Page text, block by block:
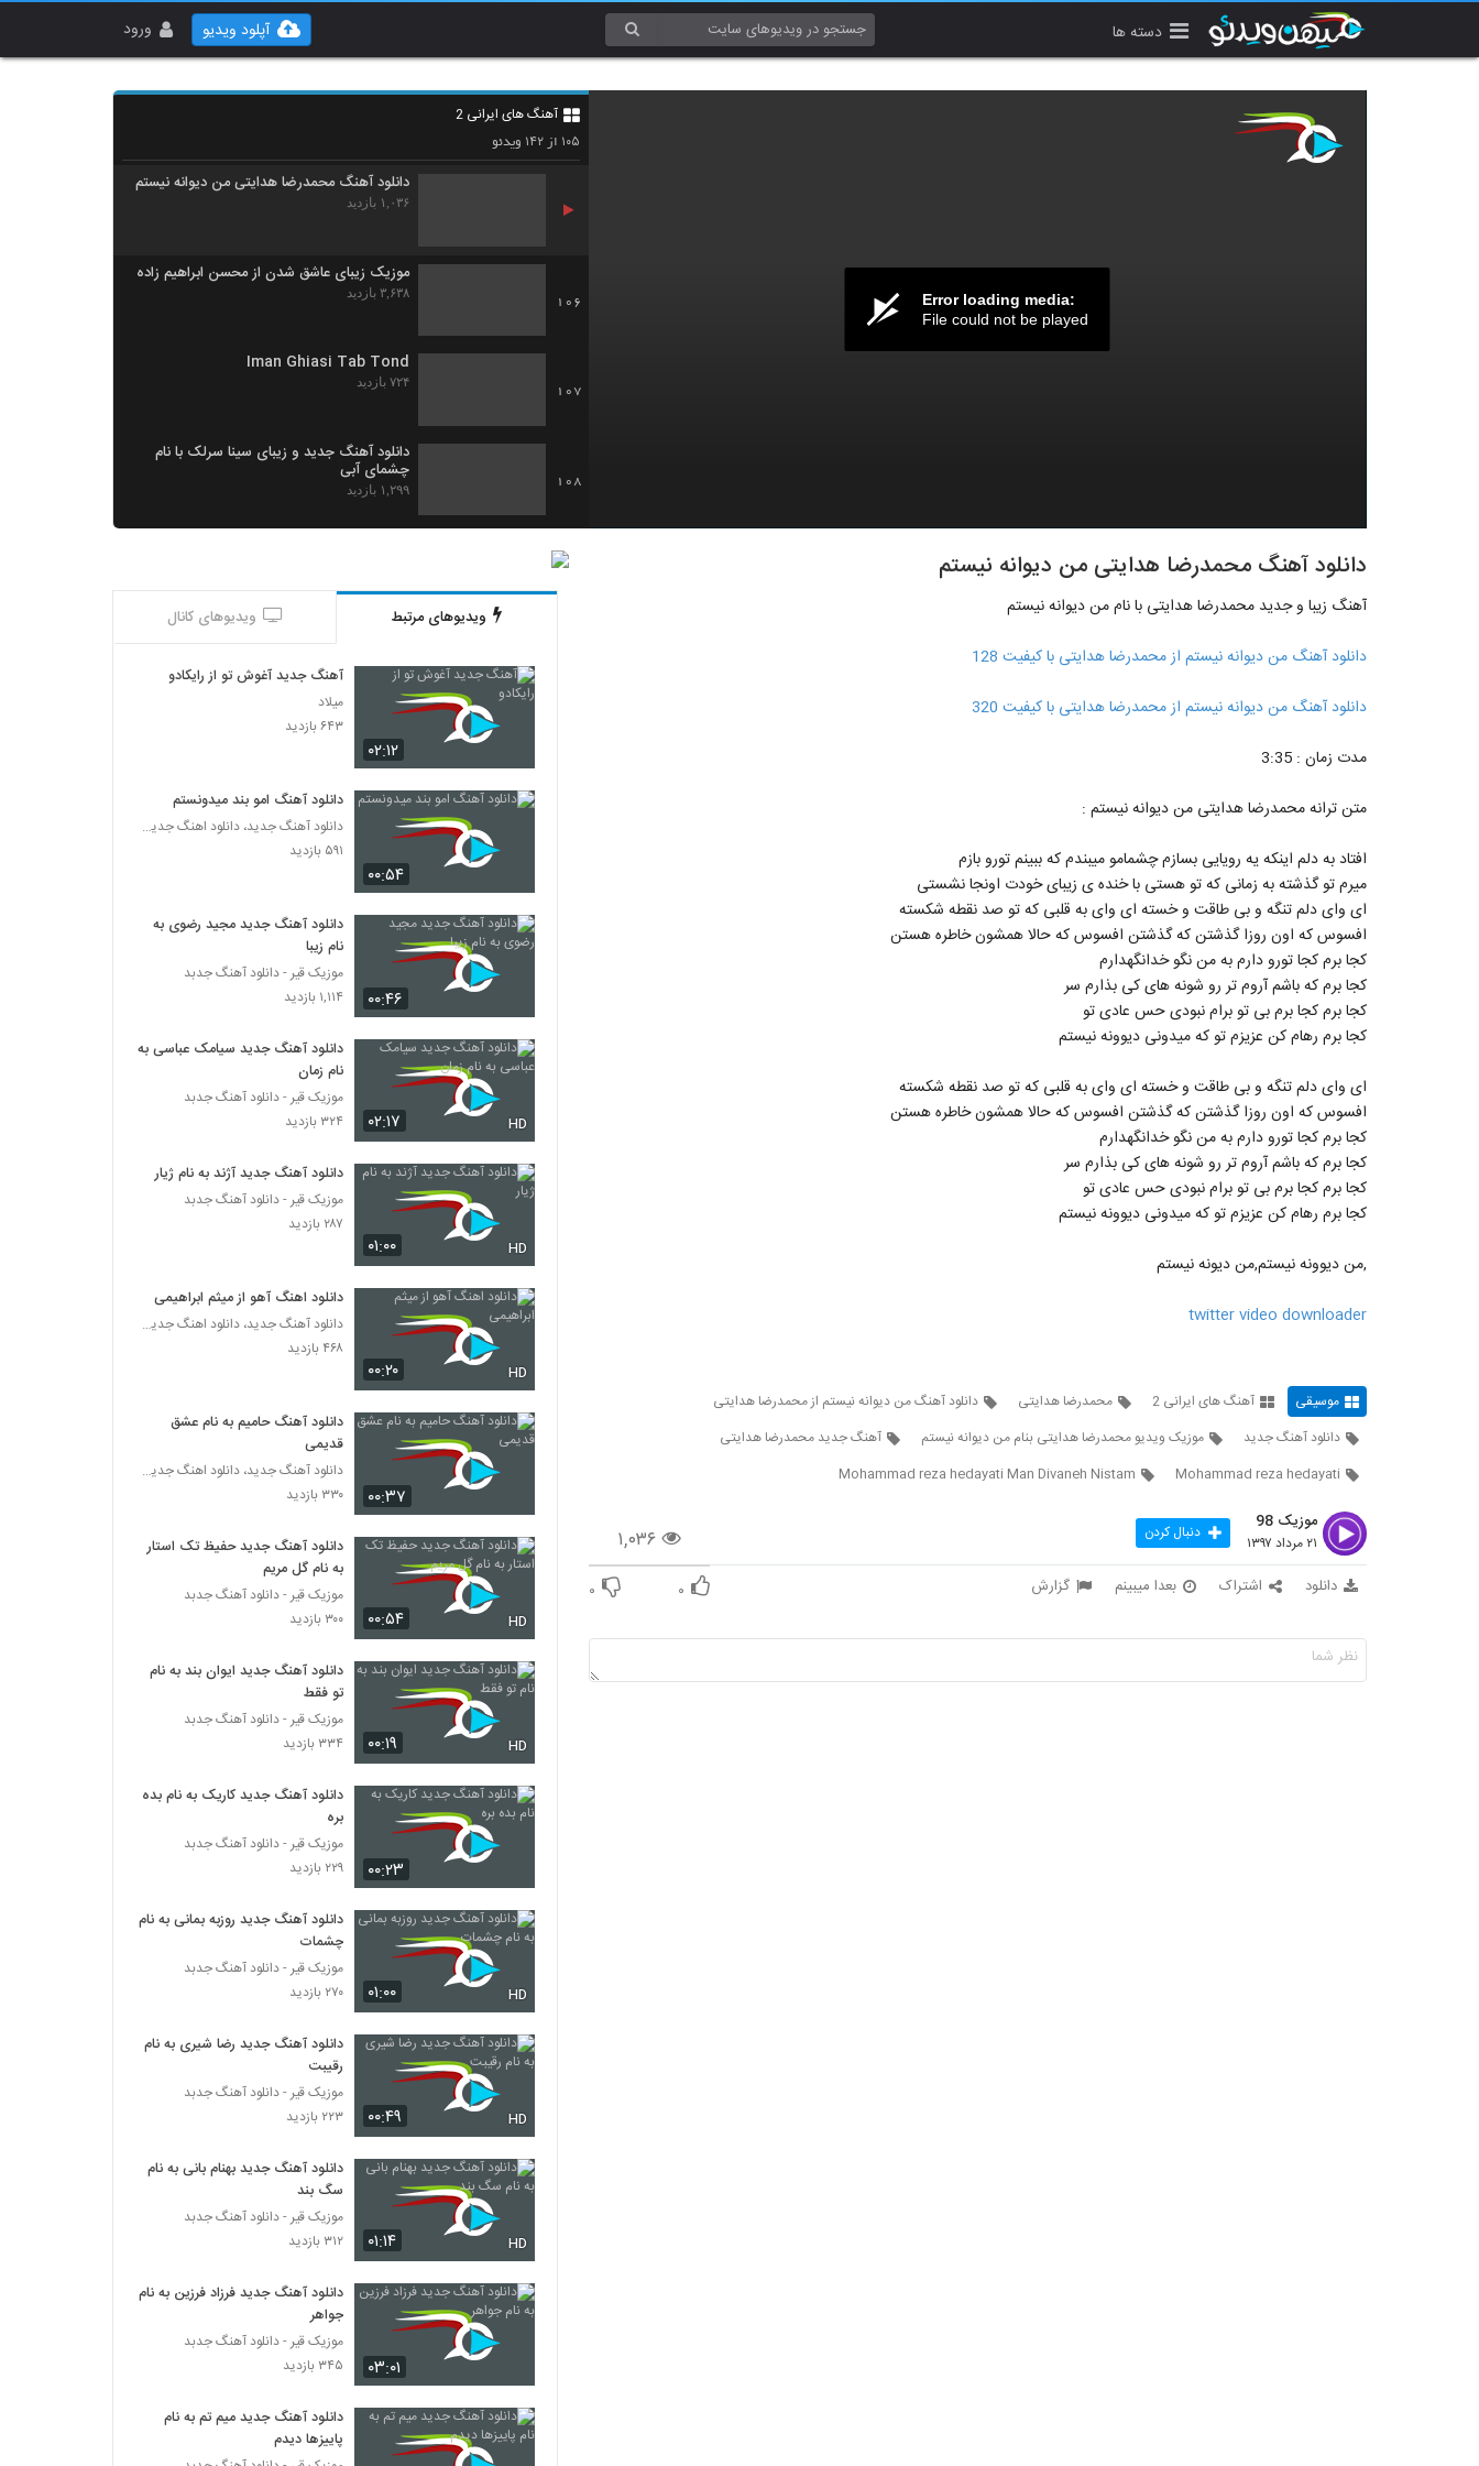
دسته ها ورود آپلود ویدیو
Error loading media:
File could not be played
آهنگ های ایرانی 2
۱۰۵ از ۱۴۲ ویدئو
104
آهنگ سالار (جدید) بنام دستامو ول نکن
دانلود آهنگ محمدرضا هدایتی من دیوانه نیستم
۱,۰۳۶ بازدید
106
موزیک زیبای عاشق شدن از محسن ابراهیم زاده
۳,۶۳۸ بازدید
107
Iman Ghiasi Tab Tond
۷۲۴ بازدید
108
دانلود آهنگ جدید و زیبای سینا سرلک با نام
چشمای آبی
۱,۲۹۹ بازدید
109
دانلود آهنگ سجاد حاتمی دلبر جذاب (Sajad
Hatami Delbar Jazab)
۹۸۷ بازدید
آهنگ آره آره از محمد رستمی(پاپ)
۹۵۲ بازدید
موزیک زیبای پاکت نامه از سپهر خلسه
۲,۰۹۳ بازدید
Meysam Ebrahimi Bighararam
۶۹۰ بازدید
Mehdi Azar Bighararam
۵۵۴ بازدید
دانلود آهنگ محمد اصفهانی هوامو نداشتی
(Mohammad Esfahani Havamo
Nadashti)
۱,۳۷۱ بازدید
دانلود آهنگ هزار خاطره از فرهاد جواهر کلام به
همراه متن ترانه
۷۰۶ بازدید
دانلود آهنگ مجتبی شاه علی آغوشتو وا کن
Kon)
۱,۱۳۲ بازدید
موزیک زیبای اصلا حواست هست از سان بند
۹۵۲ بازدید
Mohammad Lotfi Narefigh
۴,۲۴۴ بازدید
۱,۱۳۸ بازدید
دانلود آهنگ جدید و زیبای آرمین نصرتی با نام
سر کاری
دانلود آهنگ آقای داماد از آرمین نصرتی به همراه
متن ترانه
۴,۹۲۱ بازدید
آهنگ گلپری جون از آرمین نصرتی(پاپ)
۹,۰۶۸ بازدید
دانلود آهنگ مرتضی غلامی عاشقم باش
۱,۴۲۸ بازدید
آهنگ کمر باریک از وحید فریاد(پاپ)
۲,۴۴۲ بازدید
Mahan Bahramkhan Ravanparish
۶۲۲ بازدید
دانلود آهنگ مهدی ماهان جادوی چشمات
(Mehdi Mahan Jadooye Cheshmat)
۱,۳۹۶ بازدید
دانلود آهنگ دنیای خیالی از ناصر صدر
Amir hossein modares Khabo Roya
۶۱۶ بازدید
آهنگ فکر تو از محسن یگانه(پاپ)
۱,۸۵۲ بازدید
دانلود آهنگ محمدرضا هدایتی من دیوانه نیستم
آهنگ زیبا و جدید محمدرضا هدایتی با نام من دیوانه نیستم
دانلود آهنگ من دیوانه نیستم از محمدرضا هدایتی با کیفیت 128
دانلود آهنگ من دیوانه نیستم از محمدرضا هدایتی با کیفیت 320
مدت زمان : 3:35
متن ترانه محمدرضا هدایتی من دیوانه نیستم :
افتاد به دلم اینکه یه رویایی بسازم چشمامو میبندم که ببینم تورو بازم
میرم تو گذشته به زمانی که تو هستی با خنده ی زیبای خودت اونجا نشستی
ای وای دلم تنگه و بی طاقت و خسته ای وای به قلبی که تو صد نقطه شکسته
افسوس که اون روزا گذشتن که گذشتن افسوس که حالا همشون خاطره هستن
کجا برم کجا تورو دارم به من نگو خدانگهدارم
کجا برم که باشم آروم تر رو شونه های کی بذارم سر
کجا برم کجا برم بی تو برام نبودی حس عادی تو
کجا برم رهام کن عزیزم تو که میدونی دیوونه نیستم
ای وای دلم تنگه و بی طاقت و خسته ای وای به قلبی که تو صد نقطه شکسته
افسوس که اون روزا گذشتن که گذشتن افسوس که حالا همشون خاطره هستن
کجا برم کجا تورو دارم به من نگو خدانگهدارم
کجا برم که باشم آروم تر رو شونه های کی بذارم سر
کجا برم کجا برم بی تو برام نبودی حس عادی تو
کجا برم رهام کن عزیزم تو که میدونی دیوونه نیستم
,من دیوونه نیستم,من دیونه نیستم
twitter video downloader
موسیقی آهنگ های ایرانی 2 محمدرضا هدایتی
دانلود آهنگ من دیوانه نیستم از محمدرضا هدایتی
دانلود آهنگ جدید
موزیک ویدیو محمدرضا هدایتی بنام من دیوانه نیستم
آهنگ جدید محمدرضا هدایتی
Mohammad reza hedayati
Mohammad reza hedayati Man Divaneh Nistam
۱,۰۳۶
موزیک 98
۲۱ مرداد ۱۳۹۷ دنبال کردن
دانلود اشتراک بعدا میبینم گزارش ۰ ۰
ویدیوهای مرتبط ویدیوهای کانال
۰۲:۱۲
آهنگ جدید آغوش تو از رایکادو
میلاد
۶۴۳ بازدید
۰۰:۵۴
دانلود آهنگ امو بند میدونستم
دانلود آهنگ جدید، دانلود اهنگ جدید ایرانی
۵۹۱ بازدید
۰۰:۴۶
دانلود آهنگ جدید مجید رضوی به
نام زیبا
موزیک قیر - دانلود آهنگ جدبد
۱,۱۱۴ بازدید
۰۲:۱۷ HD
دانلود آهنگ جدید سیامک عباسی به
نام زمان
موزیک قیر - دانلود آهنگ جدبد
۳۲۴ بازدید
۰۱:۰۰ HD
دانلود آهنگ جدید آژند به نام ژیار
موزیک قیر - دانلود آهنگ جدبد
۲۸۷ بازدید
۰۰:۲۰ HD
دانلود اهنگ آهو از میثم ابراهیمی
دانلود آهنگ جدید، دانلود اهنگ جدید ایرانی
۴۶۸ بازدید
۰۰:۳۷
دانلود آهنگ حامیم به نام عشق
قدیمی
دانلود آهنگ جدید، دانلود اهنگ جدید ایرانی
۳۳۰ بازدید
۰۰:۵۴ HD
دانلود آهنگ جدید حفیظ تک استار
به نام گل مریم
موزیک قیر - دانلود آهنگ جدبد
۳۰۰ بازدید
۰۰:۱۹ HD
دانلود آهنگ جدید ایوان بند به نام
تو فقط
موزیک قیر - دانلود آهنگ جدبد
۳۳۴ بازدید
۰۰:۲۳
دانلود آهنگ جدید کاریک به نام بده
بره
موزیک قیر - دانلود آهنگ جدبد
۲۲۹ بازدید
۰۱:۰۰ HD
دانلود آهنگ جدید روزبه بمانی به نام
چشمات
موزیک قیر - دانلود آهنگ جدبد
۲۷۰ بازدید
۰۰:۴۹ HD
دانلود آهنگ جدید رضا شیری به نام
رقیبت
موزیک قیر - دانلود آهنگ جدبد
۲۲۳ بازدید
۰۱:۱۴ HD
دانلود آهنگ جدید بهنام بانی به نام
سگ بند
موزیک قیر - دانلود آهنگ جدبد
۳۱۲ بازدید
۰۳:۰۱
دانلود آهنگ جدید فرزاد فرزین به نام
جواهر
موزیک قیر - دانلود آهنگ جدبد
۳۴۵ بازدید
دانلود آهنگ جدید میم تم به نام
پاییزها دیدم